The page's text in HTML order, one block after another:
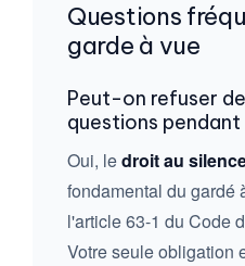
Questions
garde à vue
Peut-on refuser
questions pendant
Oui, ledroit au
fondamental du gardé
l'article 63-1 du Code
Votre seule obligation